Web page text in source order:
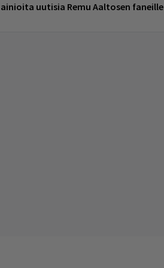
uutisia Remu Aaltosen faneille